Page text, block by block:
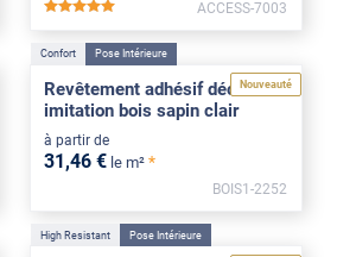
ACCESS-7003
Nouveauté
Confort Pose Intérieure
Revêtement adhésif décoratif
imitation bois sapin clair
à partir de
31 ,46 € le m² *
BOIS1-2252
High Resistant Pose Intérieure